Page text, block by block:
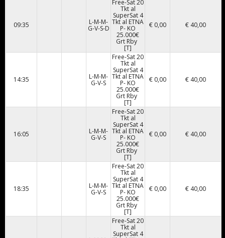
09:35 L-M-M-
G-V-S-D
Free-Sat 20
Tkt al
SuperSat 4
Tkt al ETNA
P- KO
25.000€
Grt Rby
[T]
€ 0,00 € 40,00
14:35 L-M-M-
G-V-S
Free-Sat 20
Tkt al
SuperSat 4
Tkt al ETNA
P- KO
25.000€
Grt Rby
[T]
€ 0,00 € 40,00
16:05 L-M-M-
G-V-S
Free-Sat 20
Tkt al
SuperSat 4
Tkt al ETNA
P- KO
25.000€
Grt Rby
[T]
€ 0,00 € 40,00
18:35 L-M-M-
G-V-S
Free-Sat 20
Tkt al
SuperSat 4
Tkt al ETNA
P- KO
25.000€
Grt Rby
[T]
€ 0,00 € 40,00
Free-Sat 20
Tkt al
SuperSat 4